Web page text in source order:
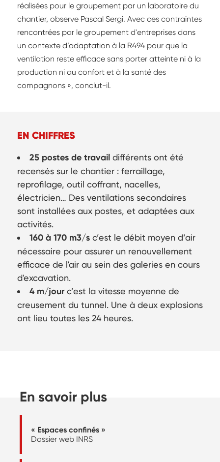
réalisées pour le groupement par un laboratoire du
chantier, observe Pascal Sergi. Avec ces contraintes
rencontrées par le groupement d'entreprises dans
un contexte d’adaptation à la R494 pour que la
ventilation reste efficace sans porter atteinte ni à la
production ni au confort et à la santé des
compagnons », conclut-il.
EN CHIFFRES
25 postes de travail différents ont été
recensés sur le chantier : ferraillage,
reprofilage, outil coffrant, nacelles,
électricien… Des ventilations secondaires
sont installées aux postes, et adaptées aux
activités.
160 à 170 m3/s c’est le débit moyen d’air
nécessaire pour assurer un renouvellement
efficace de l'air au sein des galeries en cours
d'excavation.
4 m/jour c’est la vitesse moyenne de
creusement du tunnel. Une à deux explosions
ont lieu toutes les 24 heures.
En savoir plus
« Espaces confinés »
Dossier web INRS